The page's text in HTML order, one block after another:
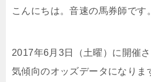
こんにちは。音速の馬券師です。
2017年6月3日（土曜）に開催
気傾向のオッズデータになりま